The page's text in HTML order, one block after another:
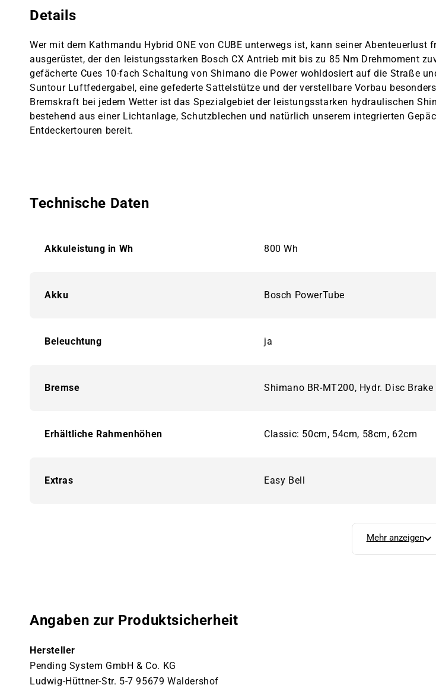
Details
Wer mit dem Kathmandu Hybrid ONE von CUBE unterwegs ist, kann seiner
ausgerüstet, der den leistungsstarken Bosch CX Antrieb mit bis zu 85 Nm Drehmoment
gefächerte Cues 10-fach Schaltung von Shimano die Power wohldosiert auf die Straße
Suntour Luftfedergabel, eine gefederte Sattelstütze und der verstellbare Vorbau
Bremskraft bei jedem Wetter ist das Spezialgebiet der leistungsstarken hydraulischen
bestehend aus einer Lichtanlage, Schutzblechen und natürlich unserem integrierten
Entdeckertouren bereit.
Technische Daten
Akkuleistung in Wh 800 Wh
Akku Bosch PowerTube
Beleuchtung ja
Bremse Shimano BR-MT200, Hydr. Disc
Erhältliche Rahmenhöhen Classic: 50cm, 54cm, 58cm, 62cm
Extras Easy Bell
Mehr anzeigen
Angaben zur Produktsicherheit
Hersteller
Pending System GmbH & Co. KG
Ludwig-Hüttner-Str. 5-7 95679 Waldershof